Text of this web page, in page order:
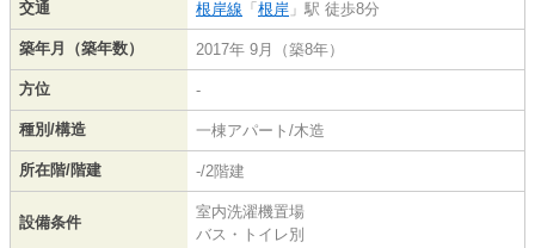
交通 根岸線 「根岸 」駅 徒歩8分
築年月（築年数） 2017年 9月（築8年）
方位 -
種別/構造 一棟アパート/木造
所在階/階建 -/2階建
設備条件
室内洗濯機置場
バス・トイレ別